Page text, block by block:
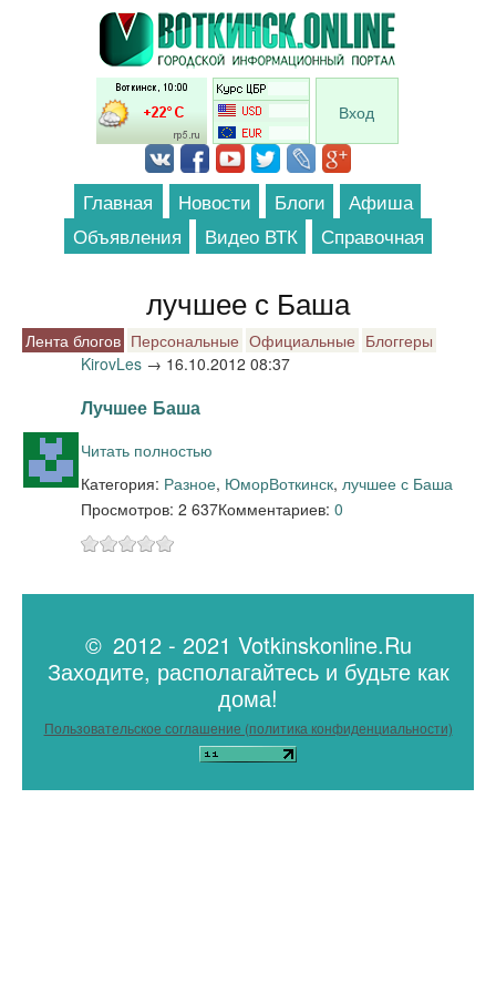
Перейти к основному содержанию
Вход
Главная Новости Блоги
Афиша
Объявления
Видео ВТК Справочная
лучшее с Баша
Лента блогов Персональные Официальные Блоггеры
KirovLes → 16.10.2012 08:37
Лучшее Баша
Читать полностью
Категория: Разное, ЮморВоткинск, лучшее с Баша
Просмотров: 2 637Комментариев: 0
© 2012 - 2021 Votkinskonline.Ru
Заходите, располагайтесь и будьте как
дома!
Пользовательское соглашение (политика конфиденциальности)